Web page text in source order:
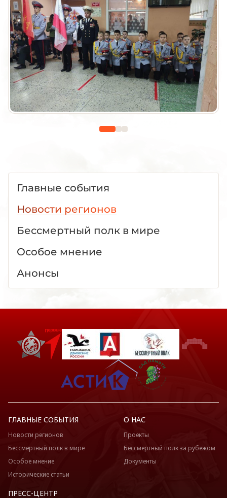
Главные события
Новости регионов
Бессмертный полк в мире
Особое мнение
Анонсы
ГЛАВНЫЕ СОБЫТИЯ
Новости регионов
Бессмертный полк в мире
Особое мнение
Исторические статьи
О НАС
Проекты
Бессмертный полк за рубежом
Документы
ПРЕСС-ЦЕНТР